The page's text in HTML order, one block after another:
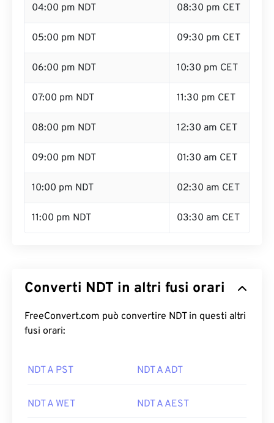
04:00 pm NDT 08:30 pm CET
05:00 pm NDT 09:30 pm CET
06:00 pm NDT 10:30 pm CET
07:00 pm NDT 11:30 pm CET
08:00 pm NDT 12:30 am CET
09:00 pm NDT 01:30 am CET
10:00 pm NDT 02:30 am CET
11:00 pm NDT 03:30 am CET
Converti NDT in altri fusi orari
FreeConvert.com può convertire NDT in questi altri
fusi orari:
NDT A PST NDT A ADT
NDT A WET NDT A AEST